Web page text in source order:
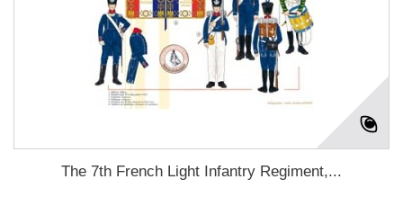
The 7th French Light Infantry Regiment,...